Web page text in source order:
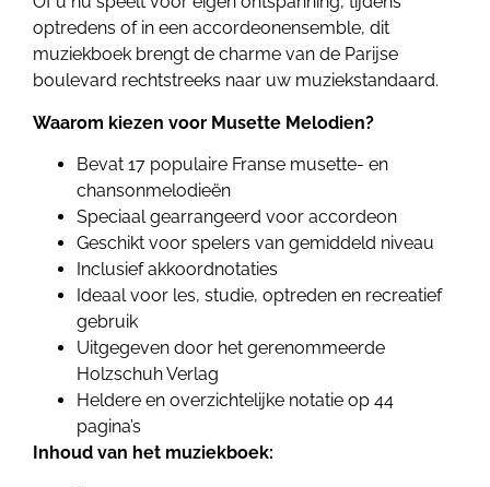
optredens of in een accordeonensemble, dit
muziekboek brengt de charme van de Parijse
boulevard rechtstreeks naar uw muziekstandaard.
Waarom kiezen voor Musette Melodien?
Bevat 17 populaire Franse musette- en
chansonmelodieën
Speciaal gearrangeerd voor accordeon
Geschikt voor spelers van gemiddeld niveau
Inclusief akkoordnotaties
Ideaal voor les, studie, optreden en recreatief
gebruik
Uitgegeven door het gerenommeerde
Holzschuh Verlag
Heldere en overzichtelijke notatie op 44
pagina’s
Inhoud van het muziekboek: